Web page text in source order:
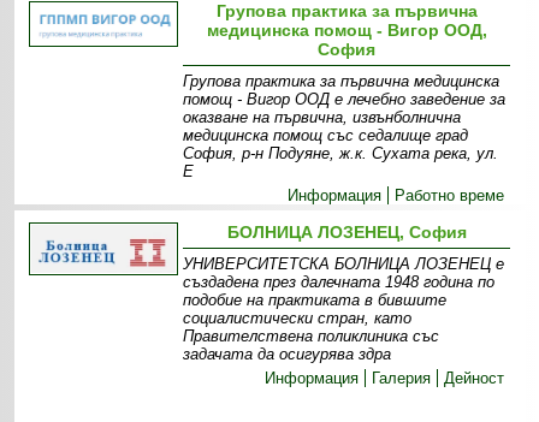
Групова практика за първична
медицинска помощ - Вигор ООД,
София
Групова практика за първична медицинска
помощ - Вигор ООД е лечебно заведение за
оказване на първична, извънболнична
медицинска помощ със седалище град
София, р-н Подуяне, ж.к. Сухата река, ул.
Е
Информация
Работно време
БОЛНИЦА ЛОЗЕНЕЦ, София
УНИВЕРСИТЕТСКА БОЛНИЦА ЛОЗЕНЕЦ е
създадена през далечната 1948 година по
подобие на практиката в бившите
социалистически стран, като
Правителствена поликлиника със
задачата да осигурява здра
Информация
Галерия Дейност